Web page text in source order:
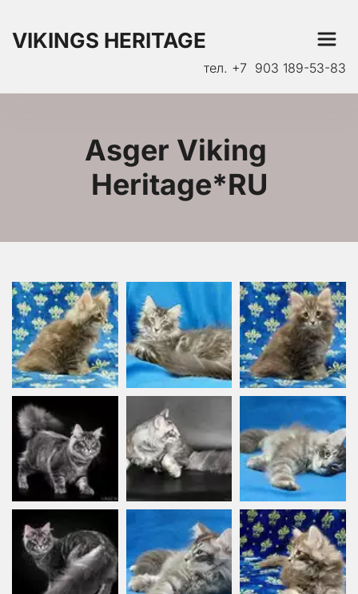
VIKINGS HERITAGE
тел. +7  903 189-53-83
Asger Viking
Heritage*RU